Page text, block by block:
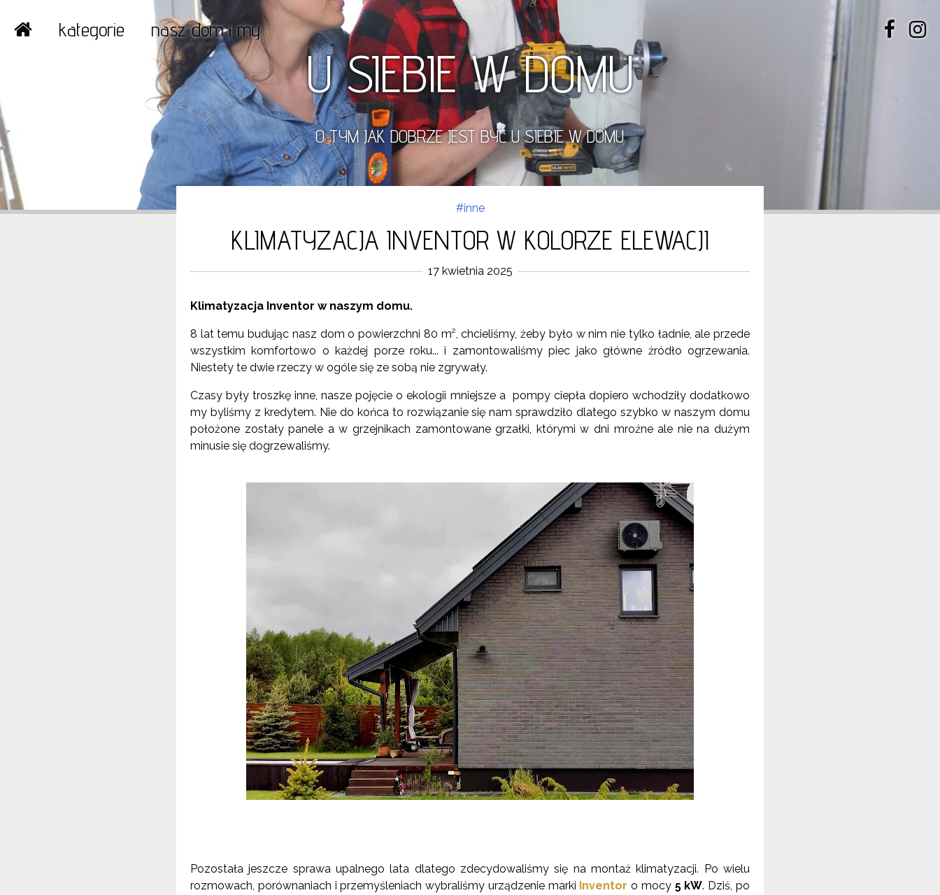
U SIEBIE W DOMU
O TYM JAK DOBRZE JEST BYĆ U SIEBIE W DOMU
kategorie nasz dom i my
#inne
KLIMATYZACJA INVENTOR W KOLORZE ELEWACJI
17 kwietnia 2025
Klimatyzacja Inventor w naszym domu.
8 lat temu budując nasz dom o powierzchni 80 m², chcieliśmy, żeby było w nim nie tylko ładnie, ale przede
wszystkim komfortowo o każdej porze roku... i zamontowaliśmy piec jako główne źródło ogrzewania.
Niestety te dwie rzeczy w ogóle się ze sobą nie zgrywały.
Czasy były troszkę inne, nasze pojęcie o ekologii mniejsze a pompy ciepła dopiero wchodziły dodatkowo
my byliśmy z kredytem. Nie do końca to rozwiązanie się nam sprawdziło dlatego szybko w naszym domu
położone zostały panele a w grzejnikach zamontowane grzałki, którymi w dni mroźne ale nie na dużym
minusie się dogrzewaliśmy.
Pozostała jeszcze sprawa upalnego lata dlatego zdecydowaliśmy się na montaż klimatyzacji. Po wielu
rozmowach, porównaniach i przemyśleniach wybraliśmy urządzenie marki Inventor o mocy 5 kW. Dziś, po